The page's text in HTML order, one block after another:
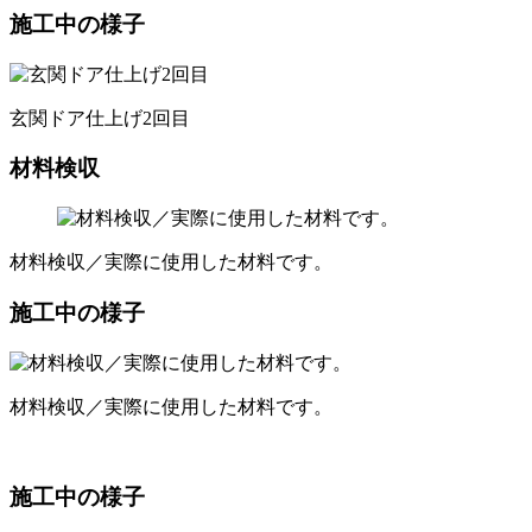
施工中の様子
玄関ドア仕上げ2回目
材料検収
材料検収／実際に使用した材料です。
施工中の様子
材料検収／実際に使用した材料です。
施工中の様子